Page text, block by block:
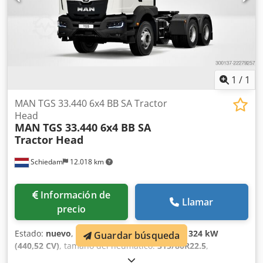
1 / 1
Schiedam 12.018 km
MAN TGS 33.440 6x4 BB SA Tractor
Head
MAN TGS 33.440 6x4 BB SA
Tractor Head
Información de
precio
Llamar
Estado: nuevo, kilometraje:1 km, potencia: 324 kW
(440,52 CV), tamaño del neumático:315/80R22.5,
, capacidad del depósito de
Guardar búsqueda